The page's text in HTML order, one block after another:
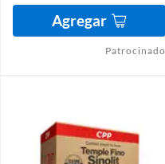
Agregar
Patrocinado